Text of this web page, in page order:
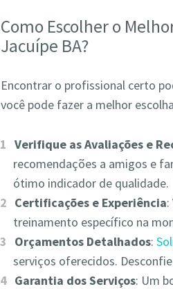
Como Escolher o
Jacuípe BA?
Encontrar o profissional certo
você pode fazer a melhor
Verifique as Avaliações e
recomendações a amigos e
ótimo indicador de qualidade.
Certificações e Experiência
treinamento específico na
Orçamentos Detalhados:
serviços oferecidos.
Garantia dos Serviços: Um